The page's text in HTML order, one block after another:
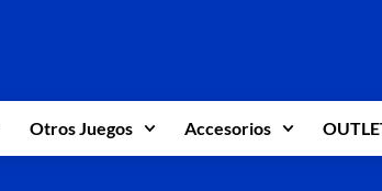
Otros Juegos Accesorios